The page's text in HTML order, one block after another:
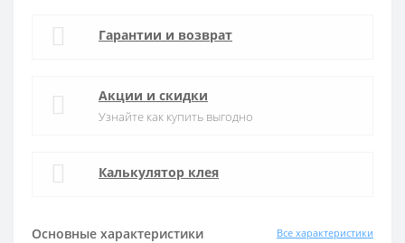
Основные характеристики Все характеристики
Гарантии и возврат
Акции и скидки
Узнайте как купить выгодно
Калькулятор клея